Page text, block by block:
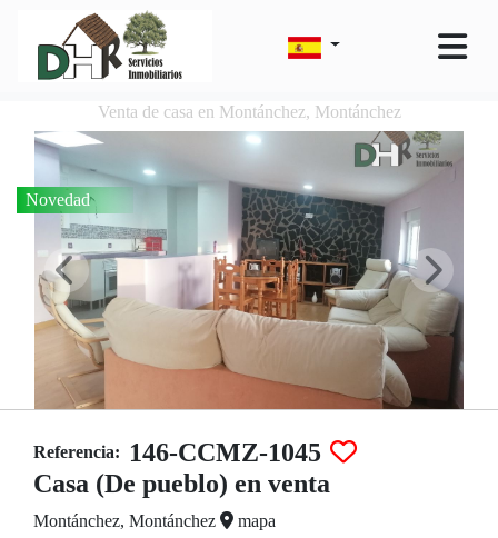
Venta de casa en Montánchez, Montánchez
Novedad
Referencia:
146-CCMZ-1045
Casa (De pueblo) en venta
Montánchez, Montánchez mapa